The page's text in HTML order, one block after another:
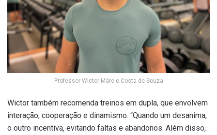
Professor Wictor Márcio Costa de Souza
Wictor também recomenda treinos em dupla, que envolvem
interação, cooperação e dinamismo. “Quando um desanima,
o outro incentiva, evitando faltas e abandonos. Além disso,